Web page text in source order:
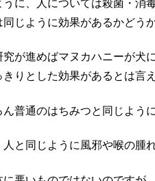
うに、人については殺菌・消
同じように効果があるかどう
究が進めばマヌカハニーが犬
きりとした効果があるとは言
ん普通のはちみつと同じよう
人と同じように風邪や喉の腫